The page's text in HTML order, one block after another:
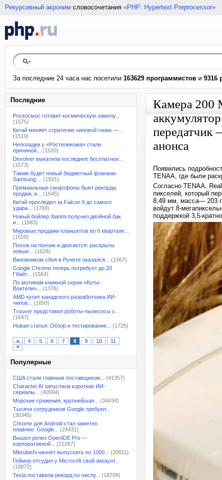
Рекурсивный акроним словосочетания «PHP: Hypertext Preprocessor»
За последние 24 часа нас посетили 163629 программистов и 9316
Последние
Роскосмос готовит космическую замену...
(1575)
Китай меняет стратегию чиповой гонки —...
(1519)
Неполадки у «Ростелекома» стали
причиной...
(1520)
Devolver выкатила последнее бесплатное...
(1573)
Таким будет новый бюджетный флагман
Samsung:...
(1591)
Премиальные смартфоны бьют рекорды
продаж, и...
(1645)
Китай проследил за Falcon 9 до самого
удара...
(1769)
Новый бойлер Xiaomi получил двойной бак
и...
(1683)
Мировые продажи планшетов во II квартале...
(1659)
Похож на пончик и двигается: раскрыты
новые...
(1626)
Виновником сбоя в Рунете оказался...
(1567)
Google Chrome теперь потребует до 20
Гбайт...
(1564)
По мотивам книжной серии «Коты-
Воители»...
(1376)
AMD купит канадского разработчика ИИ-
чипов...
(1650)
Trouver представил роботы-пылесосы с...
(1647)
Новая статья: Обзор и тестирование...
(1725)
< 4 5 6 7 8 9 10
11
>
Популярные
США стали главным поставщиком...
(41357)
Character.AI запустила короткие ИИ-
сериалы...
(40594)
Морские сражения, крупнейшая...
(34434)
Тысячи сотрудников Google требуют...
(30345)
Chrome для Android стал заметно
плавнее: Google...
(24431)
Вышел релиз OpenIDE Pro —
корпоративной...
(21287)
Mitsubishi начнёт выпускать по 1000...
(20811)
Геймер отсудил у Microsoft свой аккаунт...
(18872)
Tesla поставила рекорд по числу...
(18709)
Камера 200
передатчик
анонса
Появились
TENAA, где были
Согласно TENAA,
пикселей, который
8,49 мм, масса— 203
войдут 8-
поддержкой 3,5-